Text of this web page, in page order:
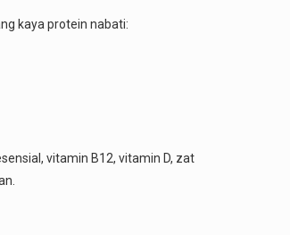
kaya protein nabati:
vitamin B12, vitamin D, zat